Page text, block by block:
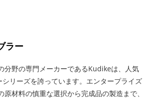
ラー
分野の専門メーカーであるKudikeは、人気
リーズを誇っています。エンタープライズ
原材料の慎重な選択から完成品の製造まで、